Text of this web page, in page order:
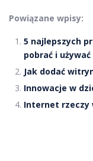
Powiązane wpisy:
5 najlepszych
pobrać i
Jak dodać
Innowacje w
Internet rzeczy